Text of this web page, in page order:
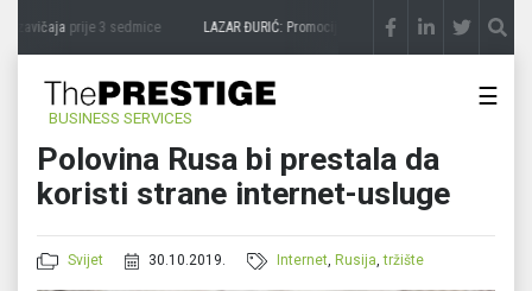
zavičajaprije 3 sedmice LAZAR ĐURIĆ: Promocija potencijal pretvara u destinaciju
BUSINESS SERVICES
☰
Polovina Rusa bi prestala da
koristi strane internet-usluge
Svijet 30.10.2019. Internet,Rusija,tržište